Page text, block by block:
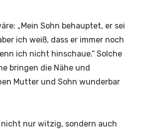
„Mein Sohn behauptet, er sei
ich weiß, dass er immer noch
ich nicht hinschaue.“ Solche
bringen die Nähe und
Mutter und Sohn wunderbar
nicht nur witzig, sondern auch